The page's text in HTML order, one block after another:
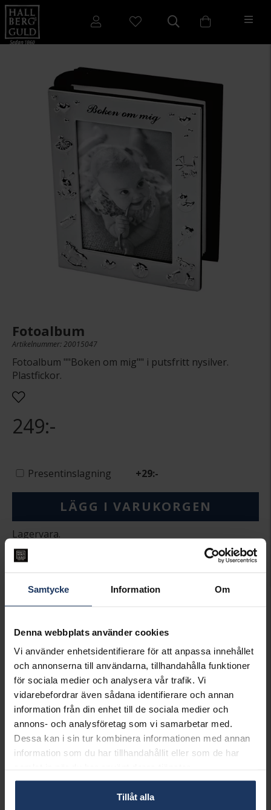
Samtycke Information Om
Denna webbplats använder cookies
Vi använder enhetsidentifierare för att anpassa innehållet
och annonserna till användarna, tillhandahålla funktioner
för sociala medier och analysera vår trafik. Vi
vidarebefordrar även sådana identifierare och annan
information från din enhet till de sociala medier och
annons- och analysföretag som vi samarbetar med.
Dessa kan i sin tur kombinera informationen med annan
information som du har tillhandahållit eller som de har
Tillåt alla
Fotoalbum
Artikelnummer: 20015047
Fotoalbum ""Boken om mig"" i putsfritt nysilver.
Plastfickor.
249:-
Presentinslagning +29:-
LÄGG I VARUKORGEN
Lagervara.
Leveranstid 2-5 arbetsdagar.
Öppet köp i 30 dagar vid onlineköp.
INFO
DJUP CA (CM)
LÄNGD CA (CM)
14
VARUMÄRKE
Hallbergs Guld
Putsfritt nysilver
Matchande produkter och andra varianter
Best seller!
HALLBERGS GULD